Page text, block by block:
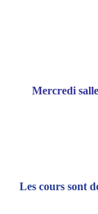
Mercredi
Les cours sont